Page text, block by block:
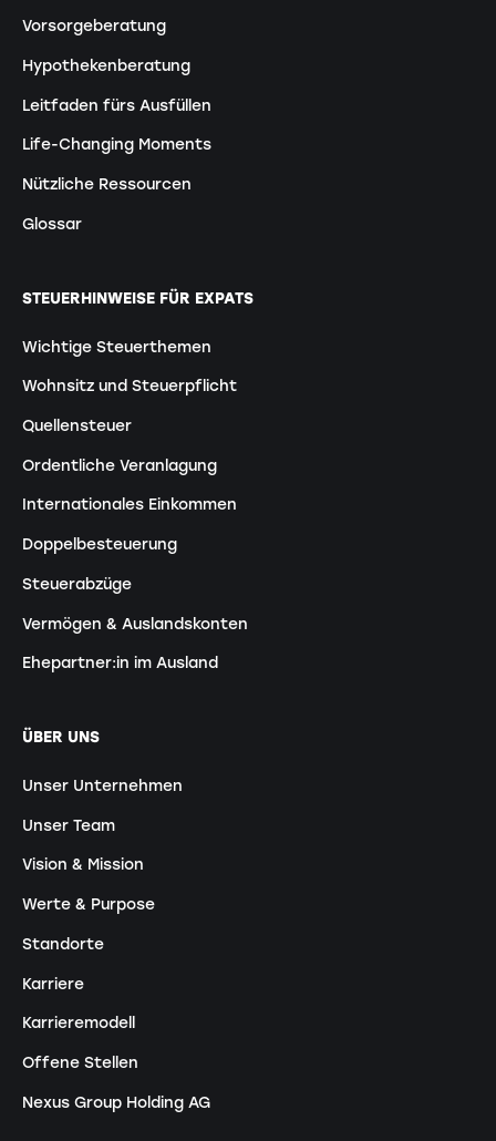
Vorsorgeberatung
Hypothekenberatung
Leitfaden fürs Ausfüllen
Life-Changing Moments
Nützliche Ressourcen
Glossar
STEUERHINWEISE FÜR EXPATS
Wichtige Steuerthemen
Wohnsitz und Steuerpflicht
Quellensteuer
Ordentliche Veranlagung
Internationales Einkommen
Doppelbesteuerung
Steuerabzüge
Vermögen & Auslandskonten
Ehepartner:in im Ausland
ÜBER UNS
Unser Unternehmen
Unser Team
Vision & Mission
Werte & Purpose
Standorte
Karriere
Karrieremodell
Offene Stellen
Nexus Group Holding AG